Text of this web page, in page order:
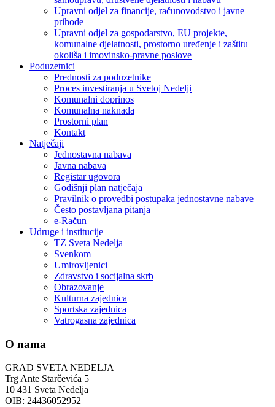
Upravni odjel za financije, računovodstvo i javne
prihode
Upravni odjel za gospodarstvo, EU projekte,
komunalne djelatnosti, prostorno uređenje i zaštitu
okoliša i imovinsko-pravne poslove
Poduzetnici
Prednosti za poduzetnike
Proces investiranja u Svetoj Nedelji
Komunalni doprinos
Komunalna naknada
Prostorni plan
Kontakt
Natječaji
Jednostavna nabava
Javna nabava
Registar ugovora
Godišnji plan natječaja
Pravilnik o provedbi postupaka jednostavne nabave
Često postavljana pitanja
e-Račun
Udruge i institucije
TZ Sveta Nedelja
Svenkom
Umirovljenici
Zdravstvo i socijalna skrb
Obrazovanje
Kulturna zajednica
Sportska zajednica
Vatrogasna zajednica
O nama
GRAD SVETA NEDELJA
Trg Ante Starčevića 5
10 431 Sveta Nedelja
OIB: 24436052952